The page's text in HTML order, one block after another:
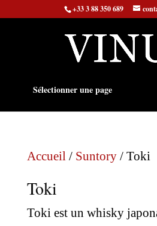
+33 3 88 350 689
Sélectionner une page
Accueil/ Suntory/ Toki
Toki
Toki est un whisky